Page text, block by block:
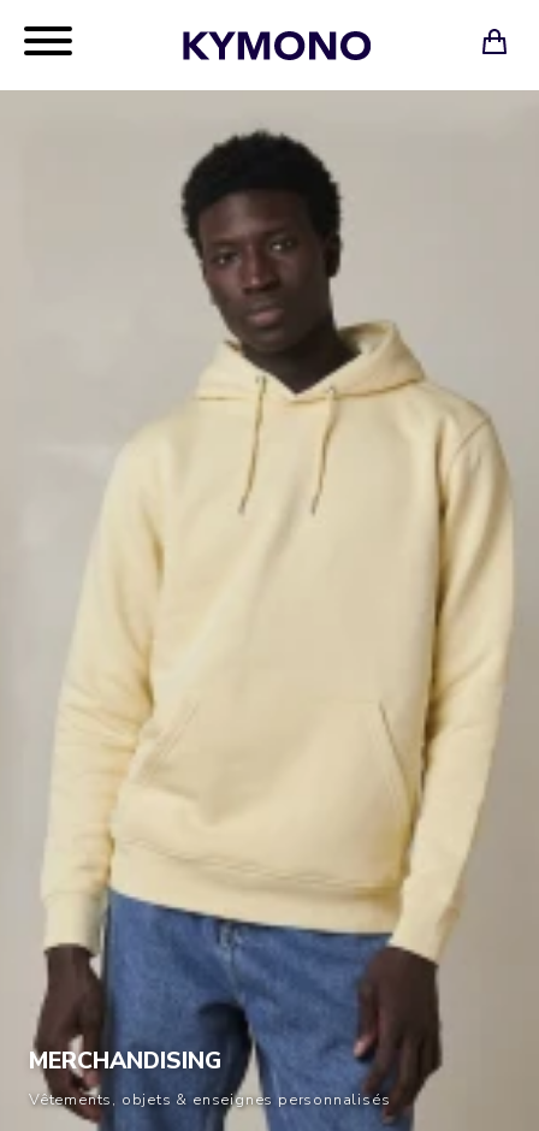
MERCHANDISING
Vêtements, objets & enseignes personnalisés